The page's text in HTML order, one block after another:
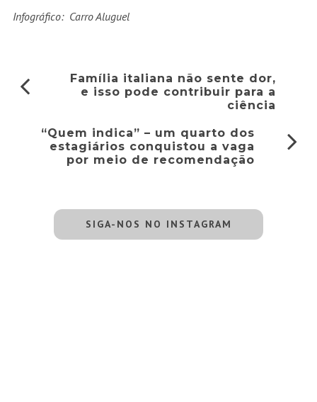
Infográfico: Carro Aluguel
Família italiana não sente dor,
e isso pode contribuir para a
ciência
“Quem indica” – um quarto dos
estagiários conquistou a vaga
por meio de recomendação
SIGA-NOS NO INSTAGRAM